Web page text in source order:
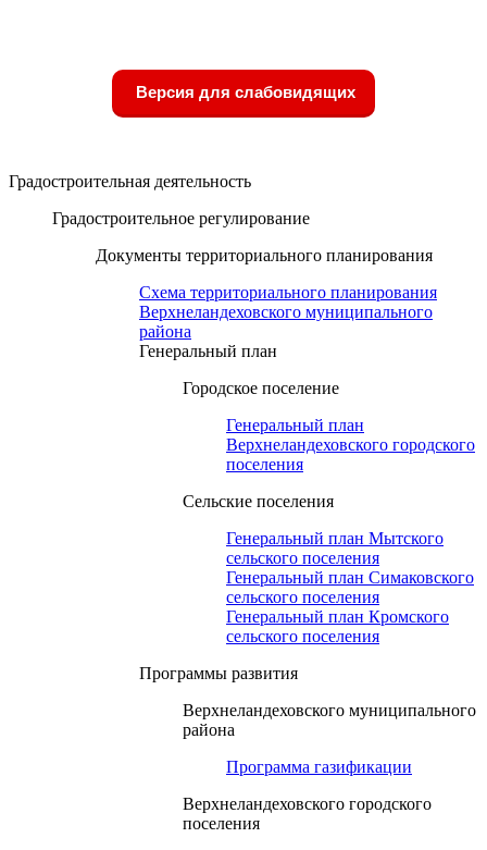
Версия для слабовидящих
Градостроительная деятельность
Градостроительное регулирование
Документы территориального планирования
Схема территориального планирования
Верхнеландеховского муниципального
района
Генеральный план
Городское поселение
Генеральный план
Верхнеландеховского городского
поселения
Сельские поселения
Генеральный план Мытского
сельского поселения
Генеральный план Симаковского
сельского поселения
Генеральный план Кромского
сельского поселения
Программы развития
Верхнеландеховского муниципального
района
Программа газификации
Верхнеландеховского городского
поселения